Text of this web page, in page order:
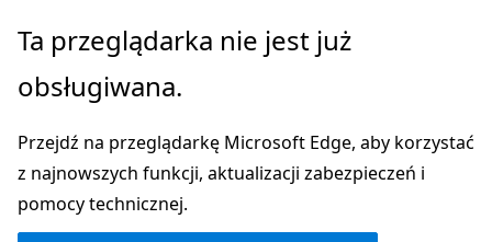
Przejdź
głównej
Ta przeglądarka nie jest już
obsługiwana.
Przejdź na przeglądarkę Microsoft Edge, aby korzystać
z najnowszych funkcji, aktualizacji zabezpieczeń i
pomocy technicznej.